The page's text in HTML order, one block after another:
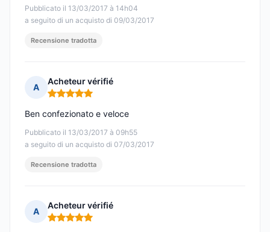
Pubblicato il 13/03/2017 à 14h04
a seguito di un acquisto di 09/03/2017
Recensione tradotta
A
Acheteur vérifié
Nota: 5 su 5
Pubblicato il 13/03/2017 à 09h55
a seguito di un acquisto di 07/03/2017
Ben confezionato e veloce
Recensione tradotta
A
Acheteur vérifié
Nota: 5 su 5